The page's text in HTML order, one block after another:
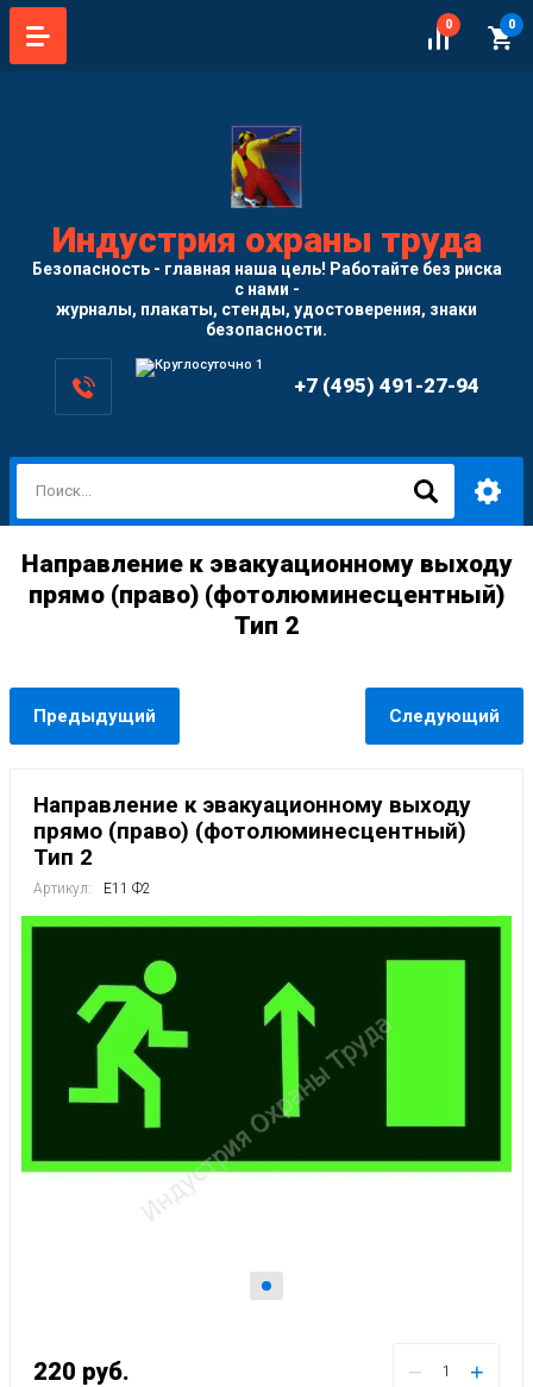
0 0
Индустрия охраны труда
Безопасность - главная наша цель! Работайте без риска
с нами -
журналы, плакаты, стенды, удостоверения, знаки
безопасности.
+7 (495) 491-27-94
Направление к эвакуационному выходу
прямо (право) (фотолюминесцентный)
Тип 2
Предыдущий Следующий
Направление к эвакуационному выходу
прямо (право) (фотолюминесцентный)
Тип 2
Артикул: E11 Ф2
220 руб. − +